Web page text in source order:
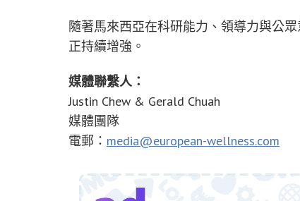
隨著馬來西亞在科研能力、領導力與公
正持續增強。
媒體聯繫人：
Justin Chew & Gerald Chuah
媒體團隊
電郵： media@european-wellness.com